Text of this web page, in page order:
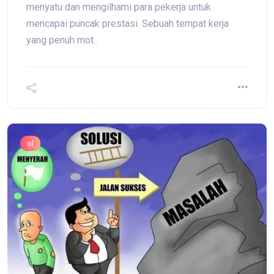
menyatu dan mengilhami para pekerja untuk
mencapai puncak prestasi. Sebuah tempat kerja
yang penuh mot..
ol